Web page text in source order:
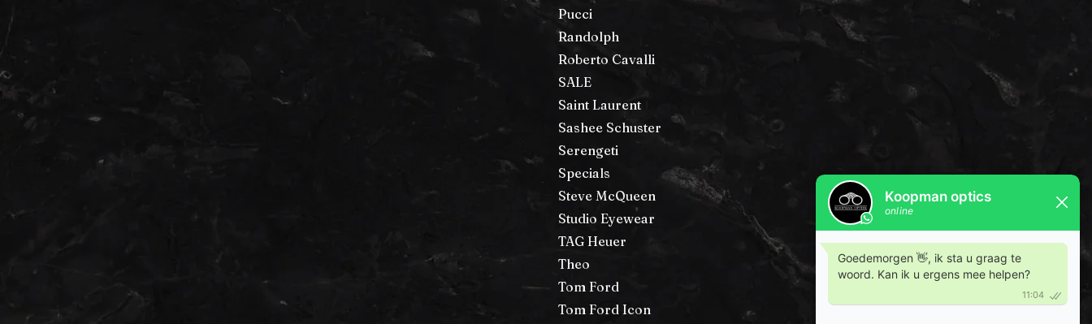
Pucci
Randolph
Roberto Cavalli
SALE
Saint Laurent
Sashee Schuster
Serengeti
Specials
Steve McQueen
Studio Eyewear
TAG Heuer
Theo
Tom Ford
Tom Ford Icon